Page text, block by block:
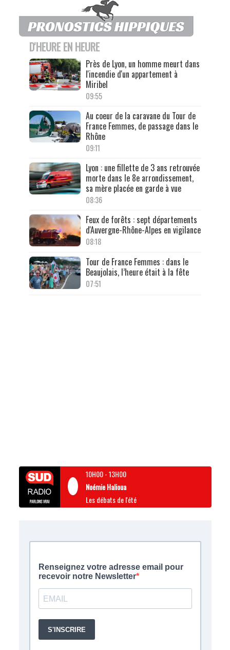
D'HEURE EN HEURE
Près de Lyon, un homme meurt dans
l'incendie d'un appartement à
Miribel
09:55
Au coeur de la caravane du Tour de
France Femmes, de passage dans le
Rhône
09:11
Lyon : une fillette de 3 ans retrouvée
morte dans le 8e arrondissement,
sa mère placée en garde à vue
08:36
Feux de forêts : sept départements
d'Auvergne-Rhône-Alpes en vigilance
08:18
Tour de France Femmes : dans le
Beaujolais, l’heure était à la fête
07:51
10H00-13H00
Noémie Halioua
Les débats de l'été